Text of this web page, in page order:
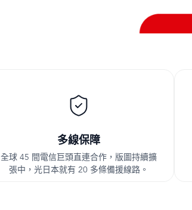
多線保障
全球 45 間電信巨頭直連合作，版圖持續擴
張中，光日本就有 20 多條備援線路。